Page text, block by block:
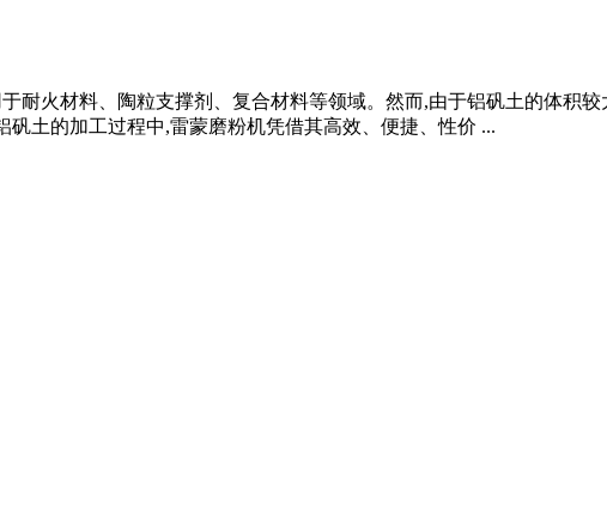
耐火材料、陶粒支撑剂、复合材料等领域。然而,由于铝矾土的体积
土的加工过程中,雷蒙磨粉机凭借其高效、便捷、性价 ...